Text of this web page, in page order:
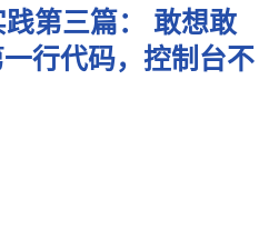
第三篇： 敢想敢
行代码，控制台不